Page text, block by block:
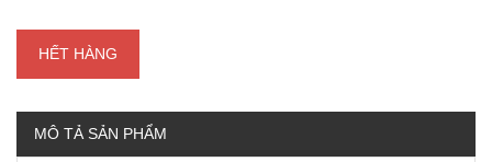
HẾT HÀNG
MÔ TẢ SẢN PHẨM